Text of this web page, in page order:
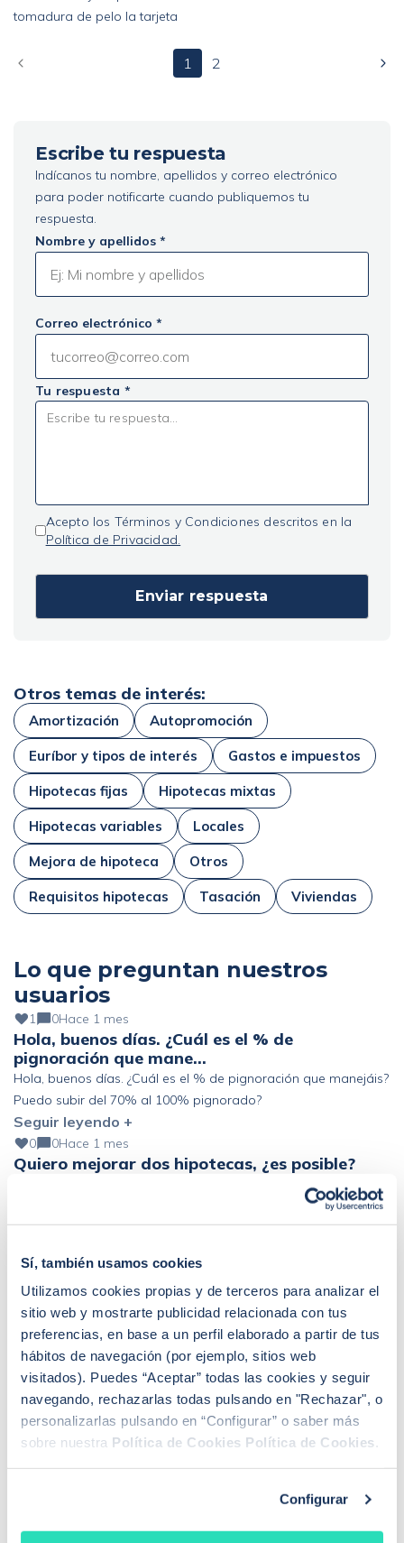
Sí, también usamos cookies
Utilizamos cookies propias y de terceros para analizar el
sitio web y mostrarte publicidad relacionada con tus
preferencias, en base a un perfil elaborado a partir de tus
hábitos de navegación (por ejemplo, sitios web
visitados). Puedes “Aceptar” todas las cookies y seguir
navegando, rechazarlas todas pulsando en "Rechazar", o
personalizarlas pulsando en “Configurar” o saber más
sobre nuestra Política de Cookies Política de Cookies .
Configurar
tomadura de pelo la tarjeta
1 2
Escribe tu respuesta
Indícanos tu nombre, apellidos y correo electrónico
para poder notificarte cuando publiquemos tu
respuesta.
Nombre y apellidos *
Correo electrónico *
Tu respuesta *
Acepto los Términos y Condiciones descritos en la
Política de Privacidad.
Otros temas de interés:
Amortización Autopromoción
Euríbor y tipos de interés Gastos e impuestos
Hipotecas fijas Hipotecas mixtas
Hipotecas variables Locales
Mejora de hipoteca Otros
Requisitos hipotecas Tasación Viviendas
Lo que preguntan nuestros
usuarios
1 0Hace 1 mes
Hola, buenos días. ¿Cuál es el % de
pignoración que mane…
Hola, buenos días. ¿Cuál es el % de pignoración que manejáis?
Puedo subir del 70% al 100% pignorado?
Seguir leyendo +
0 0Hace 1 mes
Quiero mejorar dos hipotecas, ¿es posible?
Quiero mejorar 2 hipotecas: 1. Variable a Euríbor +0,5%
(125.000€ pendiente) 2. Variable a Euríbor +1,5% (68.000€
pendiente) Altos ingresos y ahorro, pero fuera de España. ¿Se
Seguir leyendo +
Me gustaría comprar un piso
Me gustaría comprar un piso, ¿podría recibir información
acerca de cómo conseguir la mejor hipoteca?
Seguir leyendo +
0 0Hace 1 mes
Buenas! Mi pareja y yo firmamos la
compraventa de un piso …
Buenas! Mi pareja y yo firmamos la compraventa de un piso el
pasado 19 de junio. El banco nos ha «obligado» a coger un
Que represalias podríamos tener en el futuro con […]